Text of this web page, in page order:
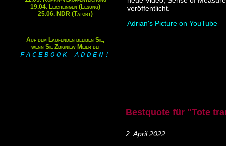
19.04. Leichlingen (Lesung)
25.06. NDR (Tatort)
Auf dem Laufenden bleiben Sie,
wenn Sie Zbigniew Meier bei
FACEBOOK ADDEN!
veröffentlicht.
Adrian's Picture on YouTube
Bestquote für "Tote
2. April 2022